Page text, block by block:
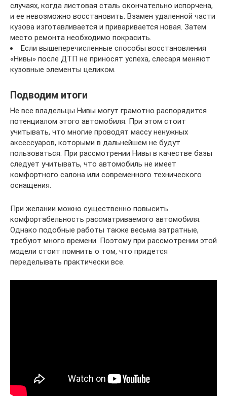
случаях, когда листовая сталь окончательно испорчена,
и ее невозможно восстановить. Взамен удаленной части
кузова изготавливается и приваривается новая. Затем
место ремонта необходимо покрасить.
Если вышеперечисленные способы восстановления
«Нивы» после ДТП не приносят успеха, слесаря меняют
кузовные элементы целиком.
Подводим итоги
Не все владельцы Нивы могут грамотно распорядится
потенциалом этого автомобиля. При этом стоит
учитывать, что многие проводят массу ненужных
аксессуаров, которыми в дальнейшем не будут
пользоваться. При рассмотрении Нивы в качестве базы
следует учитывать, что автомобиль не имеет
комфортного салона или современного технического
оснащения.
При желании можно существенно повысить
комфортабельность рассматриваемого автомобиля.
Однако подобные работы также весьма затратные,
требуют много времени. Поэтому при рассмотрении этой
модели стоит помнить о том, что придется
переделывать практически все.